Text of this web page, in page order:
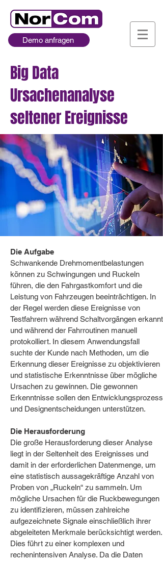
Demo anfragen
Big Data
Ursachenanalyse
seltener Ereignisse
Die Aufgabe
Schwankende Drehmomentbelastungen
können zu Schwingungen und Ruckeln
führen, die den Fahrgastkomfort und die
Leistung von Fahrzeugen beeinträchtigen. In
der Regel werden diese Ereignisse von
Testfahrern während Schaltvorgängen erkannt
und während der Fahrroutinen manuell
protokolliert. In diesem Anwendungsfall
suchte der Kunde nach Methoden, um die
Erkennung dieser Ereignisse zu objektivieren
und statistische Erkenntnisse über mögliche
Ursachen zu gewinnen. Die gewonnen
Erkenntnisse sollen den Entwicklungsprozess
und Designentscheidungen unterstützen.
Die Herausforderung
Die große Herausforderung dieser Analyse
liegt in der Seltenheit des Ereignisses und
damit in der erforderlichen Datenmenge, um
eine statistisch aussagekräftige Anzahl von
Proben von „Ruckeln“ zu sammeln. Um
mögliche Ursachen für die Ruckbewegungen
zu identifizieren, müssen zahlreiche
aufgezeichnete Signale einschließlich ihrer
abgeleiteten Merkmale berücksichtigt werden.
Dies führt zu einer komplexen und
rechenintensiven Analyse. Da die Daten